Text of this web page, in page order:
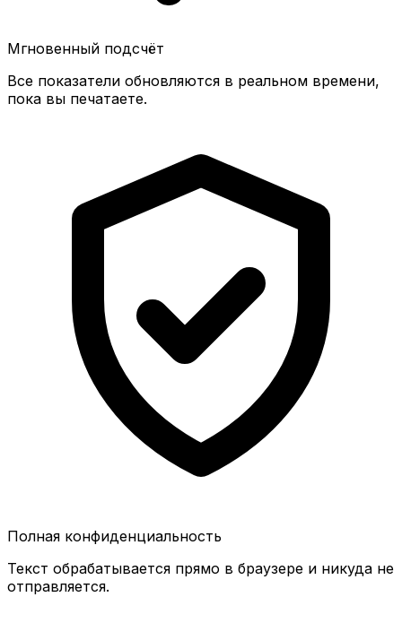
Мгновенный подсчёт
Все показатели обновляются в реальном времени,
пока вы печатаете.
Полная конфиденциальность
Текст обрабатывается прямо в браузере и никуда не
отправляется.